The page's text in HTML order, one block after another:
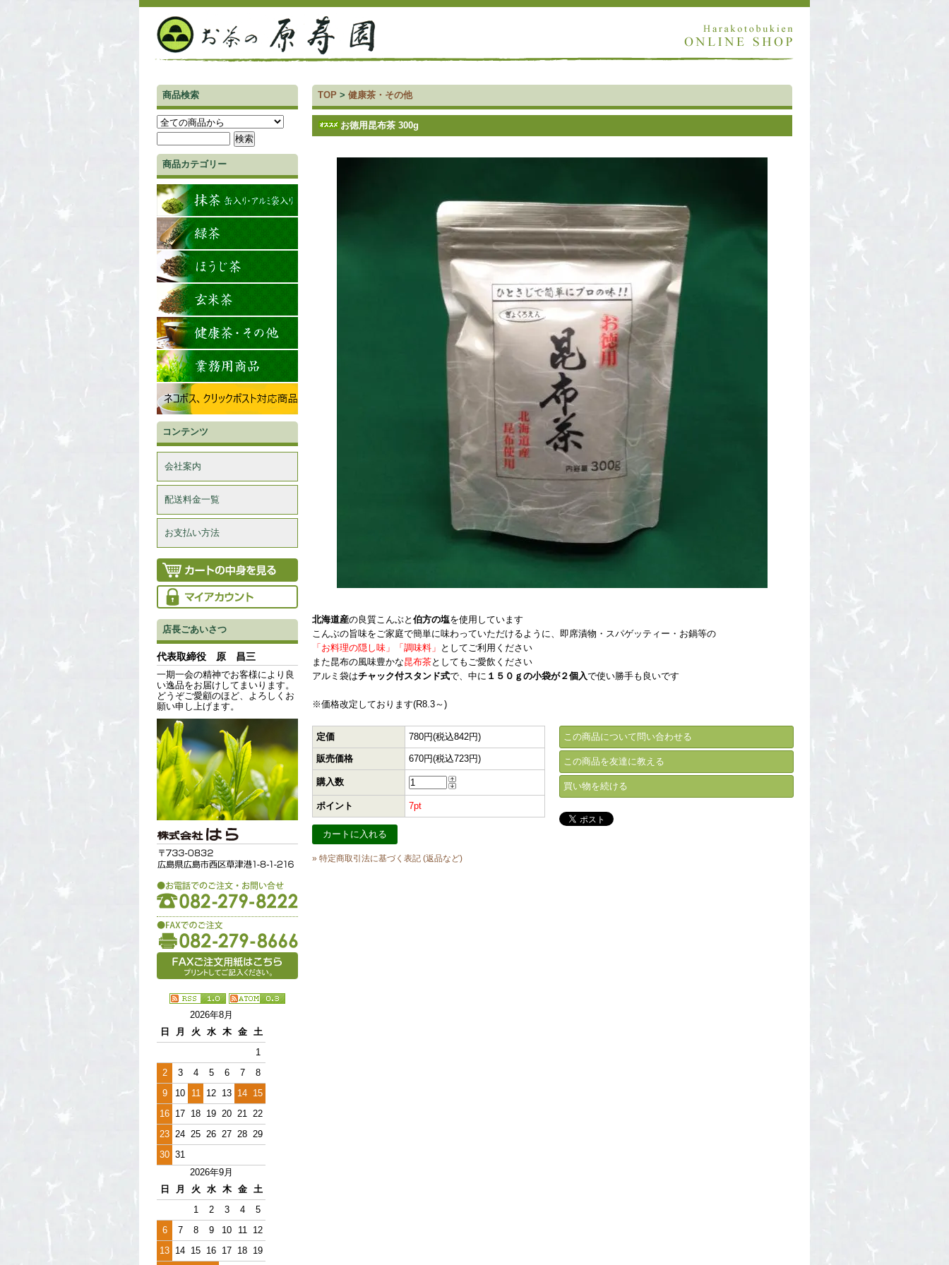
商品検索
商品カテゴリー
コンテンツ
会社案内
配送料金一覧
お支払い方法
店長ごあいさつ
代表取締役 原 昌三
一期一会の精神でお客様により良
い逸品をお届けしてまいります。
どうぞご愛顧のほど、よろしくお
願い申し上げます。
2026年8月
日
月 火 水 木 金
土
1
2
3 4 5 6 7
8
9
10 11 12 13 14 15
16 17 18 19 20 21 22
23 24 25 26 27 28 29
30 31
2026年9月
日
月 火 水 木 金
土
1
2 3 4
5
6
7 8 9 10 11
12
13 14 15 16 17 18 19
TOP > 健康茶・その他
お徳用昆布茶 300g
北海道産の良質こんぶと 伯方の塩を使用しています
こんぶの旨味をご家庭で簡単に味わっていただけるように、即席漬物・スパゲッティー・お鍋等の
「お料理の隠し味」
「調味料」 としてご利用ください
また昆布の風味豊かな昆布茶としてもご愛飲ください
アルミ袋はチャック付スタンド式で、中に １５０ｇの小袋が２個入で使い勝手も良いです
※価格改定しております(R8.3～)
定価 780円(税込842円)
販売価格 670円(税込723円)
購入数
ポイント 7pt
» 特定商取引法に基づく表記 (返品など)
この商品について問い合わせる
この商品を友達に教える
買い物を続ける